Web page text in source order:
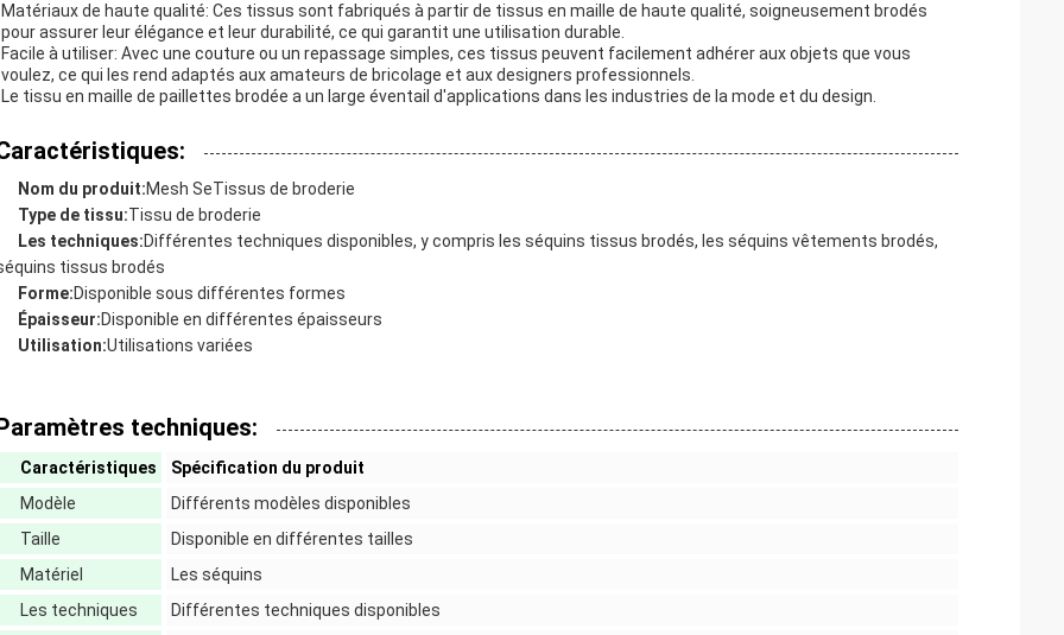
Matériaux de haute qualité: Ces tissus sont fabriqués à partir de tissus en maille de haute qualité, soigneusement brodés
pour assurer leur élégance et leur durabilité, ce qui garantit une utilisation durable.
Facile à utiliser: Avec une couture ou un repassage simples, ces tissus peuvent facilement adhérer aux objets que vous
voulez, ce qui les rend adaptés aux amateurs de bricolage et aux designers professionnels.
Le tissu en maille de paillettes brodée a un large éventail d'applications dans les industries de la mode et du design.
Nom du produit:Mesh SeTissus de broderie
Type de tissu:Tissu de broderie
Les techniques:Différentes techniques disponibles, y compris les séquins tissus brodés, les séquins vêtements brodés,
tissus brodés
Forme:Disponible sous différentes formes
Épaisseur:Disponible en différentes épaisseurs
Utilisation:Utilisations variées
techniques:
Caractéristiques
Spécification du produit
Modèle
Différents modèles disponibles
Taille
Disponible en différentes tailles
Matériel
Les séquins
Les techniques
Différentes techniques disponibles